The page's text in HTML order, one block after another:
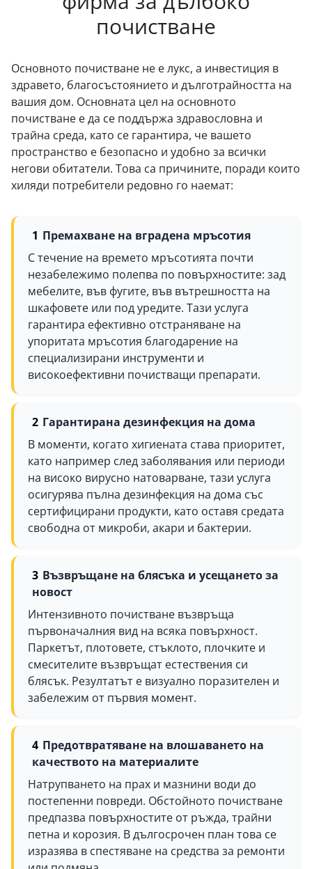
почистване
Основното почистване не е лукс, а инвестиция в
здравето, благосъстоянието и дълготрайността на
вашия дом. Основната цел на основното
почистване е да се поддържа здравословна и
трайна среда, като се гарантира, че вашето
пространство е безопасно и удобно за всички
негови обитатели. Това са причините, поради които
хиляди потребители редовно го наемат:
Премахване на вградена мръсотия
С течение на времето мръсотията почти
незабележимо полепва по повърхностите: зад
мебелите, във фугите, във вътрешността на
шкафовете или под уредите. Тази услуга
гарантира ефективно отстраняване на
упоритата мръсотия благодарение на
специализирани инструменти и
високоефективни почистващи препарати.
Гарантирана дезинфекция на дома
В моменти, когато хигиената става приоритет,
като например след заболявания или периоди
на високо вирусно натоварване, тази услуга
осигурява пълна дезинфекция на дома със
сертифицирани продукти, като оставя средата
свободна от микроби, акари и бактерии.
Възвръщане на блясъка и усещането за
новост
Интензивното почистване възвръща
първоначалния вид на всяка повърхност.
Паркетът, плотовете, стъклото, плочките и
смесителите възвръщат естествения си
блясък. Резултатът е визуално поразителен и
забележим от първия момент.
Предотвратяване на влошаването на
качеството на материалите
Натрупването на прах и мазнини води до
постепенни повреди. Обстойното почистване
предпазва повърхностите от ръжда, трайни
петна и корозия. В дългосрочен план това се
изразява в спестяване на средства за ремонти